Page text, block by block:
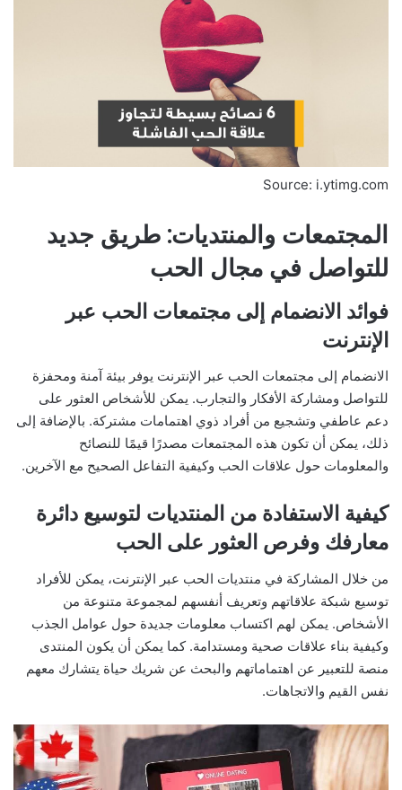
Source: i.ytimg.com
المجتمعات والمنتديات: طريق جديد
للتواصل في مجال الحب
فوائد الانضمام إلى مجتمعات الحب عبر
الإنترنت
الانضمام إلى مجتمعات الحب عبر الإنترنت يوفر بيئة آمنة ومحفزة
للتواصل ومشاركة الأفكار والتجارب. يمكن للأشخاص العثور على
دعم عاطفي وتشجيع من أفراد ذوي اهتمامات مشتركة. بالإضافة إلى
ذلك، يمكن أن تكون هذه المجتمعات مصدرًا قيمًا للنصائح
والمعلومات حول علاقات الحب وكيفية التفاعل الصحيح مع الآخرين.
كيفية الاستفادة من المنتديات لتوسيع دائرة
معارفك وفرص العثور على الحب
من خلال المشاركة في منتديات الحب عبر الإنترنت، يمكن للأفراد
توسيع شبكة علاقاتهم وتعريف أنفسهم لمجموعة متنوعة من
الأشخاص. يمكن لهم اكتساب معلومات جديدة حول عوامل الجذب
وكيفية بناء علاقات صحية ومستدامة. كما يمكن أن يكون المنتدى
منصة للتعبير عن اهتماماتهم والبحث عن شريك حياة يتشارك معهم
نفس القيم والاتجاهات.